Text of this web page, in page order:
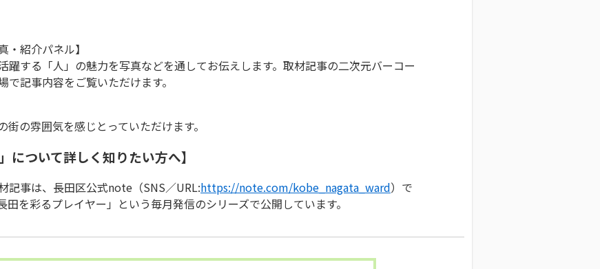
・紹介パネル】
躍する「人」の魅力を写真などを通してお伝えします。取材記事の二次元バーコー
で記事内容をご覧いただけます。
の雰囲気を感じとっていただけます。
について詳しく知りたい方へ】
記事は、長田区公式note（SNS／URL:https://note.com/kobe_nagata_ward）で
田を彩るプレイヤー」という毎月発信のシリーズで公開しています。